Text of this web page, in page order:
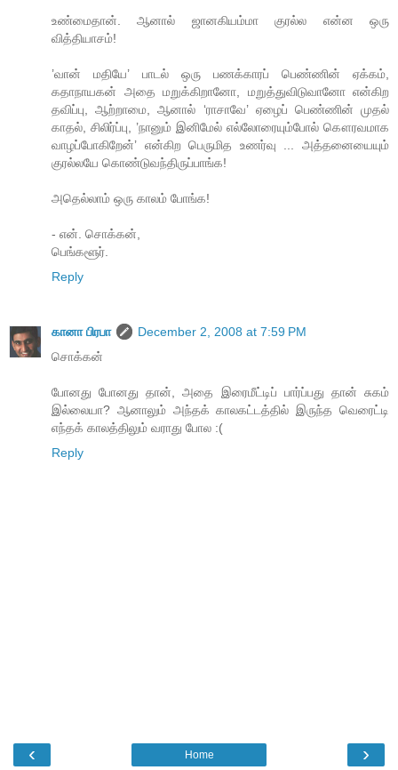
உண்மைதான். ஆனால் ஜானகியம்மா குரல்ல என்ன ஒரு
வித்தியாசம்!
’வான் மதியே’ பாடல் ஒரு பணக்காரப் பெண்ணின் ஏக்கம்,
கதாநாயகன் அதை மறுக்கிறானோ, மறுத்துவிடுவானோ என்கிற
தவிப்பு, ஆற்றாமை, ஆனால் ‘ராசாவே’ ஏழைப் பெண்ணின் முதல்
காதல், சிலிர்ப்பு, ’நானும் இனிமேல் எல்லோரையும்போல் கௌரவமாக
வாழப்போகிறேன்’ என்கிற பெருமித உணர்வு ... அத்தனையையும்
குரல்லயே கொண்டுவந்திருப்பாங்க!
அதெல்லாம் ஒரு காலம் போங்க!
- என். சொக்கன்,
பெங்களூர்.
Reply
கானா பிரபா
December 2, 2008 at 7:59 PM
சொக்கன்
போனது போனது தான், அதை இரைமீட்டிப் பார்ப்பது தான் சுகம்
இல்லையா? ஆனாலும் அந்தக் காலகட்டத்தில் இருந்த வெரைட்டி
எந்தக் காலத்திலும் வராது போல :(
Reply
‹ ›
Home